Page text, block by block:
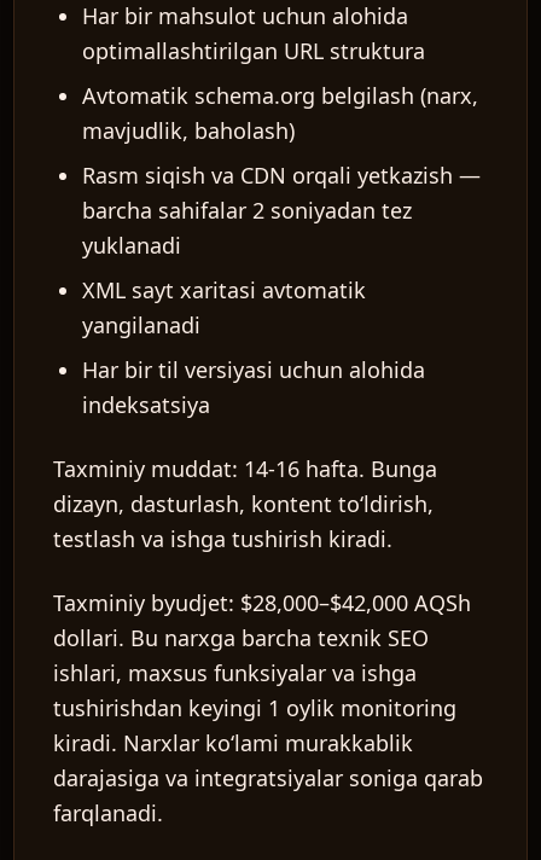
UZ
Har bir mahsulot uchun alohida
optimallashtirilgan URL struktura
Avtomatik schema.org belgilash (narx,
mavjudlik, baholash)
Rasm siqish va CDN orqali yetkazish —
barcha sahifalar 2 soniyadan tez
yuklanadi
XML sayt xaritasi avtomatik
yangilanadi
Har bir til versiyasi uchun alohida
indeksatsiya
Taxminiy muddat: 14-16 hafta. Bunga
dizayn, dasturlash, kontent toʻldirish,
testlash va ishga tushirish kiradi.
Taxminiy byudjet: $28,000–$42,000 AQSh
dollari. Bu narxga barcha texnik SEO
ishlari, maxsus funksiyalar va ishga
tushirishdan keyingi 1 oylik monitoring
kiradi. Narxlar koʻlami murakkablik
darajasiga va integratsiyalar soniga qarab
farqlanadi.